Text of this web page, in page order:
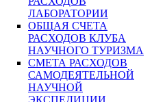
ЛАБОРАТОРИИ
ОБЩАЯ СЧЕТА
РАСХОДОВ КЛУБА
НАУЧНОГО ТУРИЗМА
СМЕТА РАСХОДОВ
САМОДЕЯТЕЛЬНОЙ
НАУЧНОЙ
ЭКСПЕДИЦИИ